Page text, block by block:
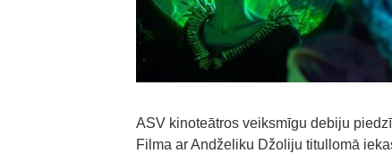
ASV kinoteātros veiksmīgu debiju
Filma ar Andželiku Džoliju titullomā